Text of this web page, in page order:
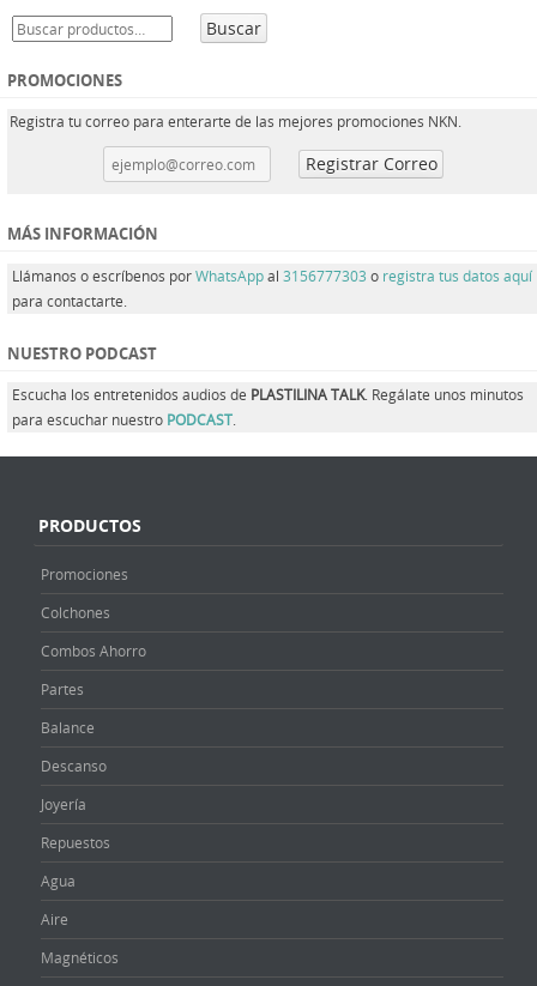
Buscar
PROMOCIONES
Registra tu correo para enterarte de las mejores promociones NKN.
MÁS INFORMACIÓN
Llámanos o escríbenos porWhatsAppal 3156777303 o registra tus datos aquí
para contactarte.
NUESTRO PODCAST
Escucha los entretenidos audios de PLASTILINA TALK. Regálate unos minutos
para escuchar nuestro PODCAST.
PRODUCTOS
Promociones
Colchones
Combos Ahorro
Partes
Balance
Descanso
Joyería
Repuestos
Agua
Aire
Magnéticos